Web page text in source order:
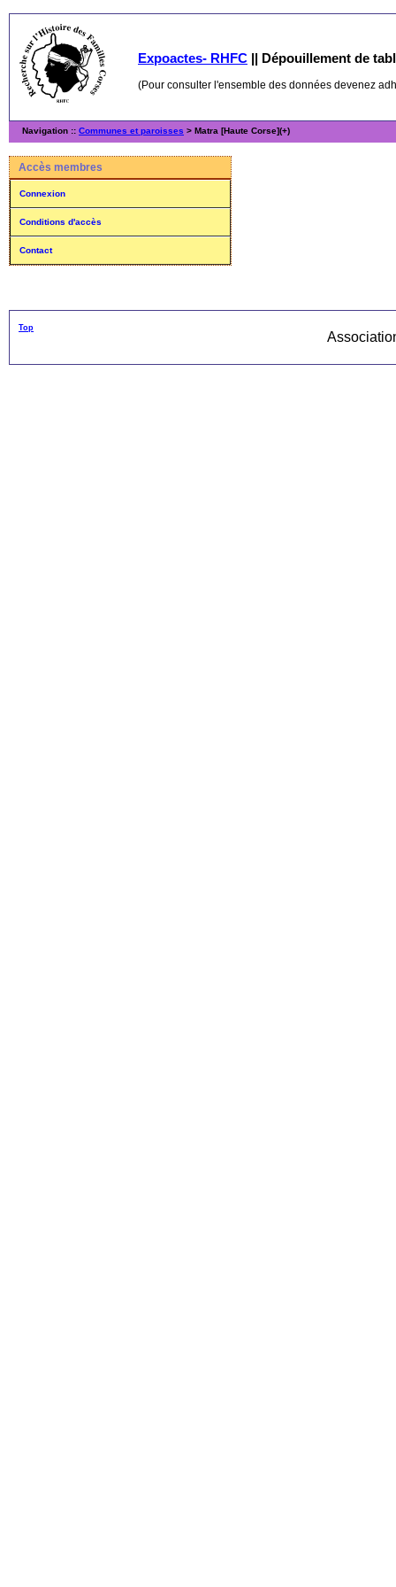
Expoactes- RHFC || Dépouillement de
(Pour consulter l'ensemble des données devenez
Navigation :: Communes et paroisses > Matra [Haute Corse](+)
Accès membres
Connexion
Conditions d'accès
Contact
Top